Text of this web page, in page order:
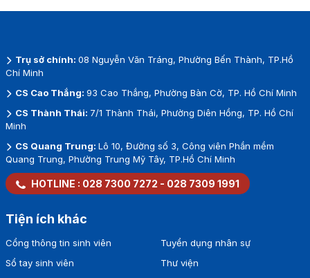
Trụ sở chính: 08 Nguyễn Văn Tráng, Phường Bến Thành, TP.Hồ
Chí Minh
CS Cao Thắng: 93 Cao Thắng, Phường Bàn Cờ, TP. Hồ Chí Minh
CS Thành Thái: 7/1 Thành Thái, Phường Diên Hồng, TP. Hồ Chí
Minh
CS Quang Trung: Lô 10, Đường số 3, Công viên Phần mềm
Quang Trung, Phường Trung Mỹ Tây, TP.Hồ Chí Minh
HOTLINE : 028 7300 7272 - 028 7309 1991
Tiện ích khác
Cổng thông tin sinh viên
Sổ tay sinh viên
Tuyển dụng nhân sự
Thư viện